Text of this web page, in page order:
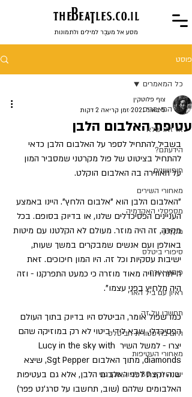
theBeaTles.co.il
מסע אל מעבֶר למילים ולתמונות
פוסט
כל המאמרים
אז זהו שלא
הידעתם?
חיפושונים
מאחורי השירים
מספסלי האקדמיה
מקלנון
סיפורי ביטלס
פוסט אורח
ראיון עם ביל הארי
תחשבו על זה
היום בהיסטורית הביטלס
מאחורי העטיפות
יום הולדת 80 לפול מקרטני
כל המאמרים
עטיפת האלבום הלבן
צוף פלוטקין
5 באוג׳ 2021
זמן קריאה 2 דקות
בשביל להתחיל לספר על האלבום הלבן כדאי
להתחיל בציטוט של פול מקרטני שמסביר המון
על האווירה בה האלבום הוקלט.
"האלבום הלבן הוא "אלבום הלחץ". היינו באמצע
העניינים הפסיכדלים שלנו, או בדיוק בסופם. בכל
מקרה, זה היה מוזר. מעולם לא הקלטנו עם מיטות
באולפן ועם אנשים שמבקרים במשך שעות,
ישיבות עסקיות וכל זה. היו המון חיכוכים. זאת
הייתה חוויה מאוד מוזרה כי כמעט התפרקנו - וזה
היה מלחיץ בפני עצמו".
כמו שפול אומר, הביטלס היו בדיוק בתוך העולם
הפסיכדלי, שבא לידי ביטוי לא רק במוזיקה שהם
יצרו - למשל השיר Lucy in the sky with
diamonds, מתוך האלבום Sgt Pepper, שיצא
שנה וקצת לפני האלבום הלבן, אלא גם בעטיפות
האלבומים שלהם (שוב, תחשבו על סרג'נט פפר)